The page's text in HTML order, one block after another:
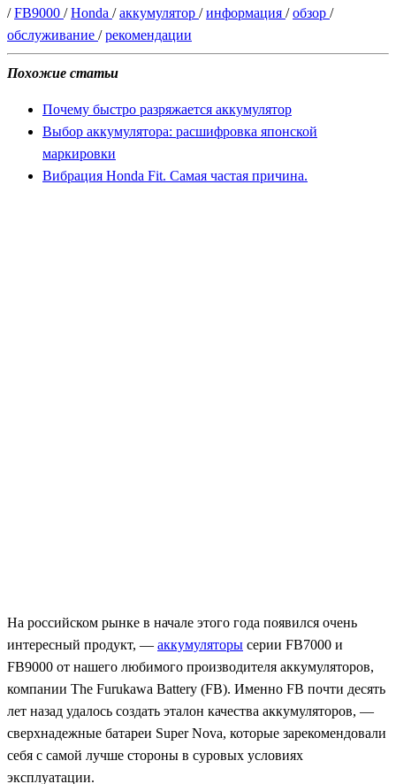
/FB9000 /Honda /аккумулятор /информация /обзор /
обслуживание /рекомендации
Похожие статьи
Почему быстро разряжается аккумулятор
Выбор аккумулятора: расшифровка японской
маркировки
Вибрация Honda Fit. Самая частая причина.
На российском рынке в начале этого года появился очень
интересный продукт, — аккумуляторы серии FB7000 и
FB9000 от нашего любимого производителя аккумуляторов,
компании The Furukawa Battery (FB). Именно FB почти десять
лет назад удалось создать эталон качества аккумуляторов, —
сверхнадежные батареи Super Nova, которые зарекомендовали
себя с самой лучше стороны в суровых условиях
эксплуатации.